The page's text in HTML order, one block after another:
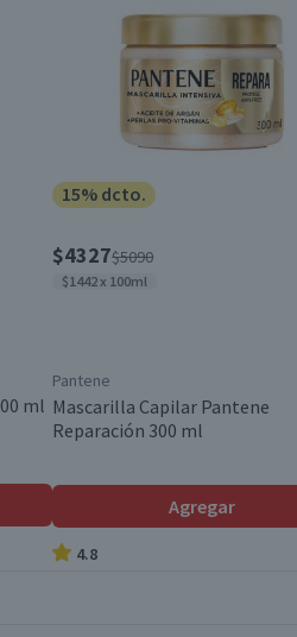
ml
15% dcto.
$4327$5090
$1442 x 100ml
Pantene
Mascarilla Capilar Pantene
Reparación 300 ml
Agregar
4.8